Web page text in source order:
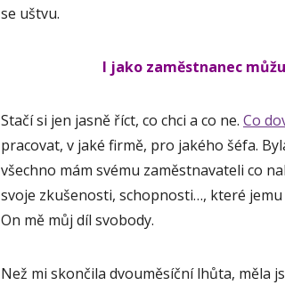
se uštvu.
I jako zaměstnanec
Stačí si jen jasně říct, co chci a co ne. Co
pracovat, v jaké firmě, pro jakého šéfa.
všechno mám svému zaměstnavateli co
svoje zkušenosti, schopnosti…, které
On mě můj díl svobody.
Než mi skončila dvouměsíční lhůta, měla